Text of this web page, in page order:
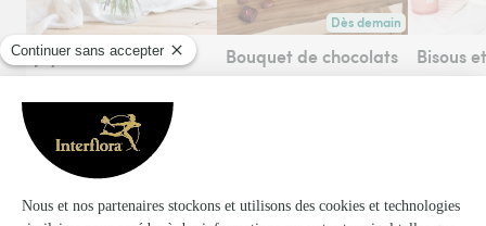
Joyeux anniversaire
42,95€
Dès demain
Livraison dès demain
Bouquet de chocolats
41,95€
Voir toute la collection